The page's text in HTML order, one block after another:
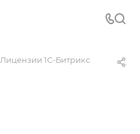
Лицензии 1С-Битрикс